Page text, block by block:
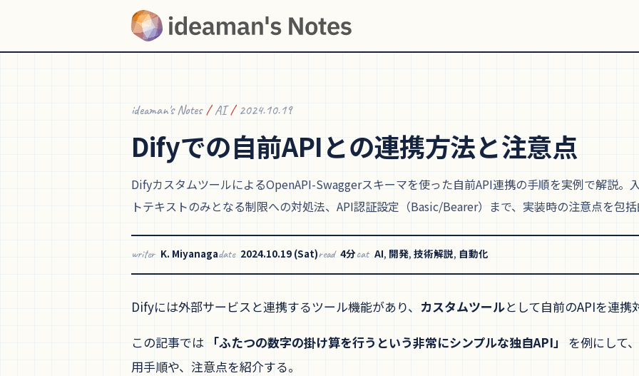
ideaman's Notes / AI / 2024.10.19
Difyでの自前APIとの連携方法と注意点
DifyカスタムツールによるOpenAPI-Swaggerスキーマを使った自前API連携の手順を実例で解説。
トテキストのみとなる制限への対処法、API認証設定（Basic/Bearer）まで、実装時の注意点を包
writer K. Miyanagadate 2024.10.19 (Sat)read 4分cat AI, 開発, 技術解説, 自動化
Difyには外部サービスと連携するツール機能があり、 カスタムツールとして自前のAPIを連
この記事では 「ふたつの数字の掛け算を行うという非常にシンプルな独自API」
を例にして
用手順や、注意点を紹介する。